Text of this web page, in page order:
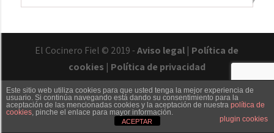
El Cocinero Fiel © 2019 -Aviso legal | Política de
cookies | Política de privacidad
Txaber Allué Redes sociales Contacto
Este sitio web utiliza cookies para que usted tenga la mejor experiencia de
usuario. Si continúa navegando está dando su consentimiento para la
aceptación de las mencionadas cookies y la aceptación de nuestra política de
cookies, pinche el enlace para mayor información.
plugin cookies
ACEPTAR